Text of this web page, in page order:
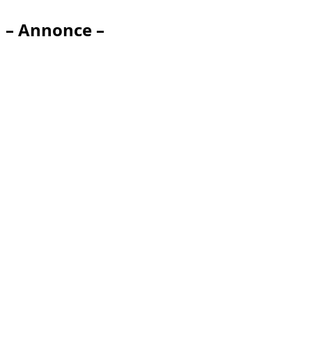
– Annonce –